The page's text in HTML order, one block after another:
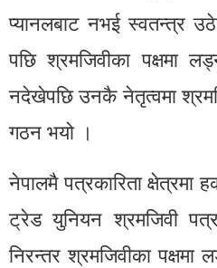
प्यानलबाट नभई स्वतन्त्र
पछि श्रमजिवीका पक्षमा
नदेखेपछि उनकै नेतृत्वमा
गठन भयो ।
नेपालमै पत्रकारिता क्षेत्रमा
ट्रेड युनियन श्रमजिवी
निरन्तर श्रमजिवीका